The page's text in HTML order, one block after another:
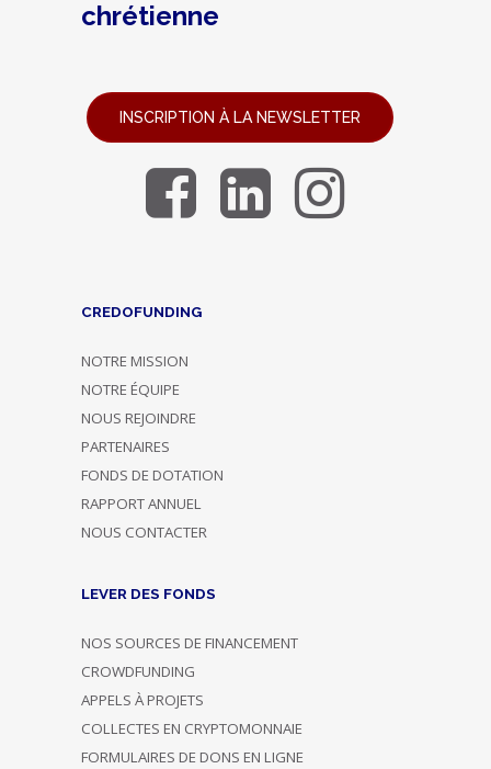
chrétienne
INSCRIPTION À LA NEWSLETTER
CREDOFUNDING
NOTRE MISSION
NOTRE ÉQUIPE
NOUS REJOINDRE
PARTENAIRES
FONDS DE DOTATION
RAPPORT ANNUEL
NOUS CONTACTER
LEVER DES FONDS
NOS SOURCES DE FINANCEMENT
CROWDFUNDING
APPELS À PROJETS
COLLECTES EN CRYPTOMONNAIE
FORMULAIRES DE DONS EN LIGNE